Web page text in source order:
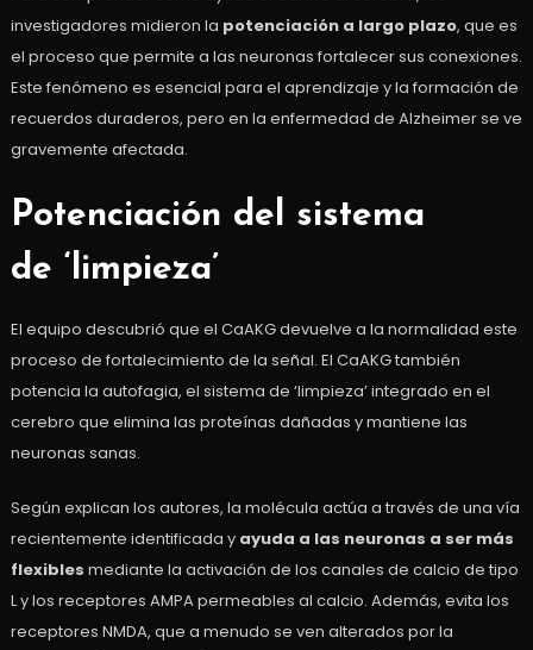
investigadores midieron la potenciación a largo plazo, que es
el proceso que permite a las neuronas fortalecer sus conexiones.
Este fenómeno es esencial para el aprendizaje y la formación de
recuerdos duraderos, pero en la enfermedad de Alzheimer se ve
gravemente afectada.
Potenciación del sistema
de ‘limpieza’
El equipo descubrió que el CaAKG devuelve a la normalidad este
proceso de fortalecimiento de la señal. El CaAKG también
potencia la autofagia, el sistema de ‘limpieza’ integrado en el
cerebro que elimina las proteínas dañadas y mantiene las
neuronas sanas.
Según explican los autores, la molécula actúa a través de una vía
recientemente identificada y ayuda a las neuronas a ser más
flexibles mediante la activación de los canales de calcio de tipo
L y los receptores AMPA permeables al calcio. Además, evita los
receptores NMDA, que a menudo se ven alterados por la